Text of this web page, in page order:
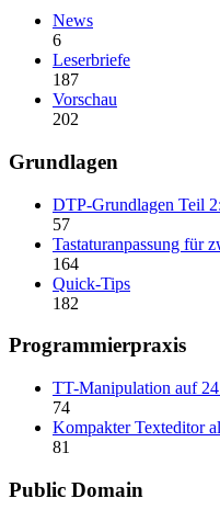
News
6
Leserbriefe
187
Vorschau
202
Grundlagen
DTP-Grundlagen Teil
57
Tastaturanpassung für
164
Quick-Tips
182
Programmierpraxis
TT-Manipulation auf
74
Kompakter Texteditor
81
Public Domain